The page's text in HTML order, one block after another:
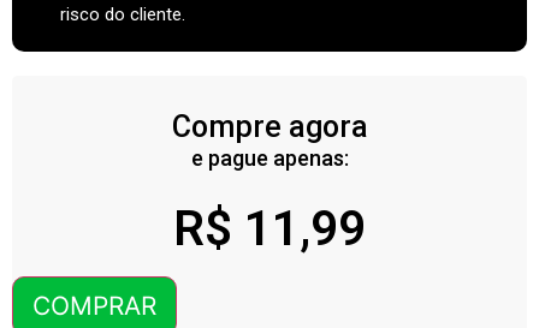
risco do cliente.
Compre agora
e pague apenas:
R$ 11,99
COMPRAR